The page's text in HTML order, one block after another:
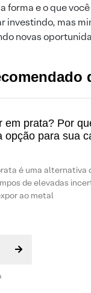
forma e o que
investindo, mas
novas
em prata? Por
opção para sua
é uma alternativa
de elevadas
ao metal